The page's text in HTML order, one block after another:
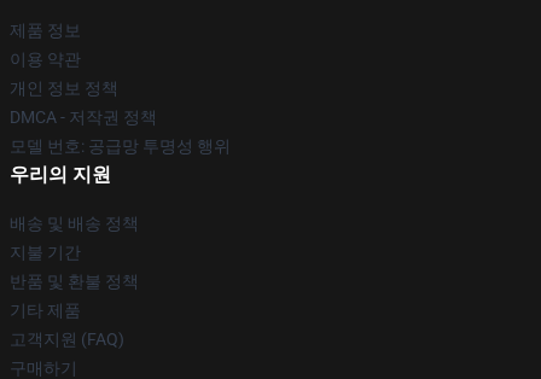
제품 정보
이용 약관
개인 정보 정책
DMCA - 저작권 정책
모델 번호: 공급망 투명성 행위
우리의 지원
배송 및 배송 정책
지불 기간
반품 및 환불 정책
기타 제품
고객지원 (FAQ)
구매하기